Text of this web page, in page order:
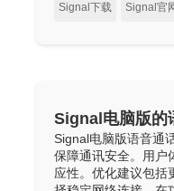
Signal下载 Signal官
Signal电脑版的
Signal电脑版语音通
保障通讯安全。用户
应性。优化建议包括